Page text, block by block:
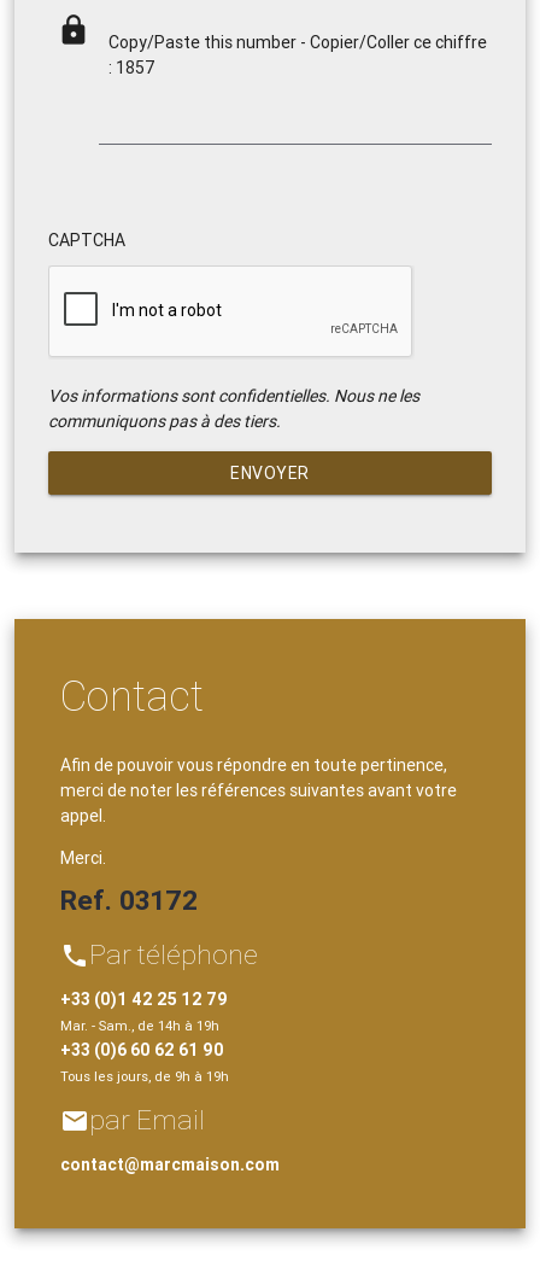
lock
Copy/Paste this number - Copier/Coller ce chiffre
: 1857
CAPTCHA
Vos informations sont confidentielles. Nous ne les
communiquons pas à des tiers.
ENVOYER
Contact
Afin de pouvoir vous répondre en toute pertinence,
merci de noter les références suivantes avant votre
appel.
Merci.
Ref. 03172
phone Par téléphone
+33 (0)1 42 25 12 79
Mar. - Sam., de 14h à 19h
+33 (0)6 60 62 61 90
Tous les jours, de 9h à 19h
emailpar Email
contact@marcmaison.com